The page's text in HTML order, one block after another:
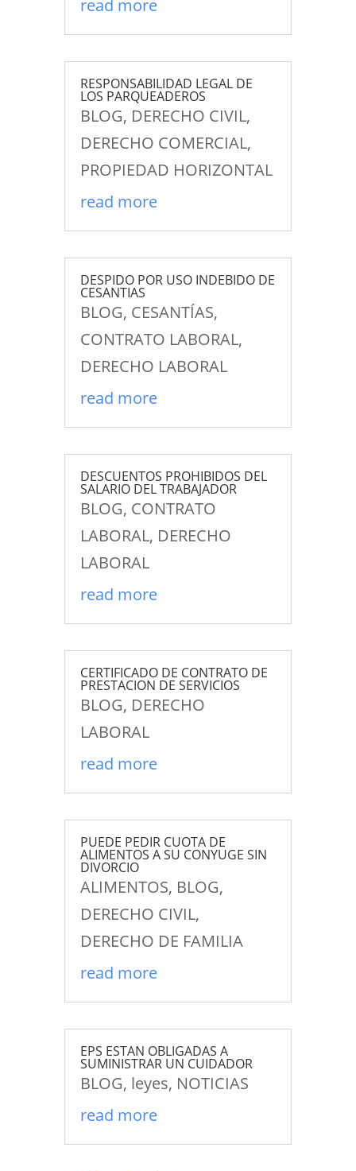
read more
RESPONSABILIDAD LEGAL DE
LOS PARQUEADEROS
BLOG, DERECHO CIVIL,
DERECHO COMERCIAL,
PROPIEDAD HORIZONTAL
read more
DESPIDO POR USO INDEBIDO DE
CESANTIAS
BLOG, CESANTÍAS,
CONTRATO LABORAL,
DERECHO LABORAL
read more
DESCUENTOS PROHIBIDOS DEL
SALARIO DEL TRABAJADOR
BLOG, CONTRATO
LABORAL, DERECHO
LABORAL
read more
CERTIFICADO DE CONTRATO DE
PRESTACION DE SERVICIOS
BLOG, DERECHO
LABORAL
read more
PUEDE PEDIR CUOTA DE
ALIMENTOS A SU CONYUGE SIN
DIVORCIO
ALIMENTOS, BLOG,
DERECHO CIVIL,
DERECHO DE FAMILIA
read more
EPS ESTAN OBLIGADAS A
SUMINISTRAR UN CUIDADOR
BLOG, leyes, NOTICIAS
read more